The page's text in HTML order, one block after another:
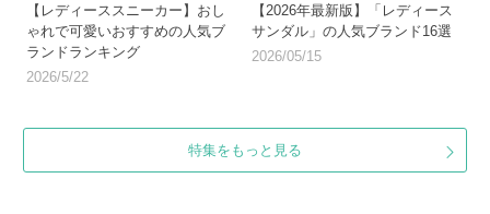
【レディーススニーカー】おし
ゃれで可愛いおすすめの人気ブ
ランドランキング
2026/5/22
【2026年最新版】「レディース
サンダル」の人気ブランド16選
2026/05/15
特集をもっと見る